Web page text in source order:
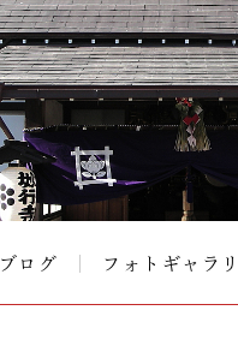
ブログ フォトギャラ